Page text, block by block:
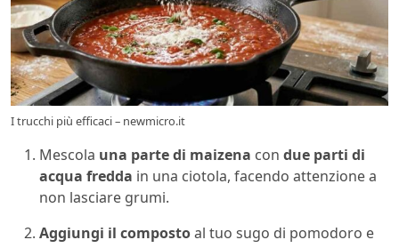
I trucchi più efficaci – newmicro.it
Mescola una parte di maizena con due parti di
acqua fredda in una ciotola, facendo attenzione a
non lasciare grumi.
Aggiungi il compostoal tuo sugo di pomodoro e